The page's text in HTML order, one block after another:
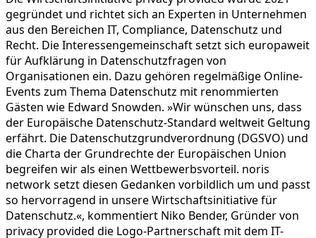
gegründet und richtet sich an Experten in Unternehmen
aus den Bereichen IT, Compliance, Datenschutz und
Recht. Die Interessengemeinschaft setzt sich europaweit
für Aufklärung in Datenschutzfragen von
Organisationen ein. Dazu gehören regelmäßige Online-
Events zum Thema Datenschutz mit renommierten
Gästen wie Edward Snowden. »Wir wünschen uns, dass
der Europäische Datenschutz-Standard weltweit Geltung
erfährt. Die Datenschutzgrundverordnung (DGSVO) und
die Charta der Grundrechte der Europäischen Union
begreifen wir als einen Wettbewerbsvorteil. noris
network setzt diesen Gedanken vorbildlich um und passt
so hervorragend in unsere Wirtschaftsinitiative für
Datenschutz.«, kommentiert Niko Bender, Gründer von
privacy provided die Logo-Partnerschaft mit dem IT-